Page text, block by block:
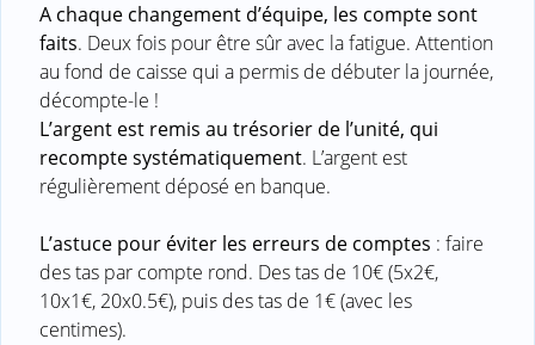
A chaque changement d’équipe, les compte sont
faits. Deux fois pour être sûr avec la fatigue. Attention
au fond de caisse qui a permis de débuter la journée,
décompte-le !
L’argent est remis au trésorier de l’unité, qui
recompte systématiquement. L’argent est
régulièrement déposé en banque.
L’astuce pour éviter les erreurs de comptes : faire
des tas par compte rond. Des tas de 10€ (5x2€,
10x1€, 20x0.5€), puis des tas de 1€ (avec les
centimes).